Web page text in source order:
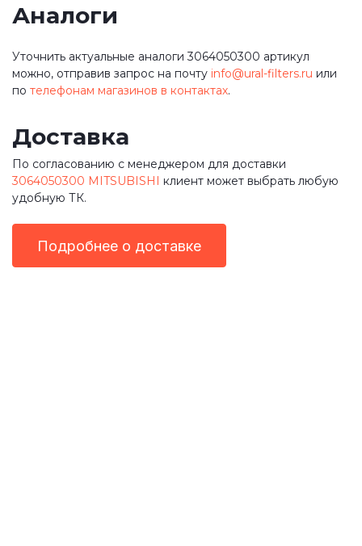
Аналоги
Уточнить актуальные аналоги 3064050300 артикул
можно, отправив запрос на почту info@ural-filters.ru или
по телефонам магазинов в контактах.
Доставка
По согласованию с менеджером для доставки
3064050300 MITSUBISHI клиент может выбрать любую
удобную ТК.
Подробнее о доставке